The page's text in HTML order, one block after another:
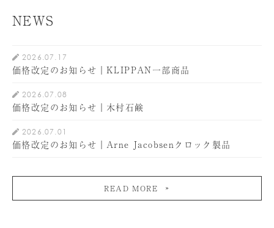
NEWS
2026.07.17
価格改定のお知らせ｜KLIPPAN一部商品
2026.07.08
価格改定のお知らせ｜木村石鹸
2026.07.01
価格改定のお知らせ｜Arne Jacobsenクロック製品
READ MORE